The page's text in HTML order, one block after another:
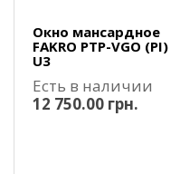
Окно мансардное
FAKRO PTP-VGO (PI)
U3
Есть в наличии
12 750.00 грн.